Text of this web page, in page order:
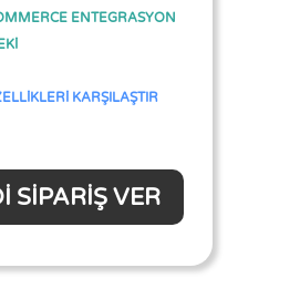
ENTEGRASYON
KARŞILAŞTIR
SIPARIŞ VER